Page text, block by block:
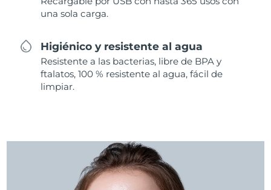
una sola carga.
Higiénico y resistente al agua
Resistente a las bacterias, libre de BPA y
ftalatos, 100 % resistente al agua, fácil de
limpiar.